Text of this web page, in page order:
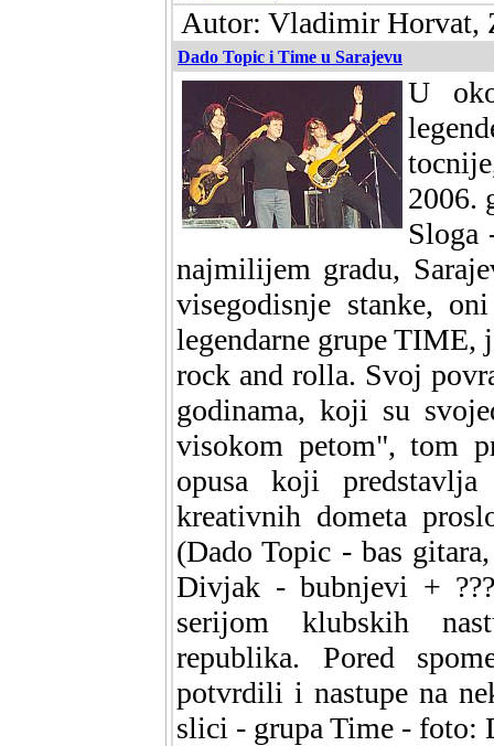
Autor: Vladimir Horvat,
Dado Topic i Time u Sarajevu
U
2006.
Sloga
najmilijem gradu,
visegodisnje stanke,
legendarne grupe
rock and rolla. Svoj
godinama, koji su
visokom petom", tom
opusa koji
kreativnih dometa
(Dado Topic - bas
Divjak - bubnjevi +
serijom klubskih
republika. Pored
potvrdili i nastupe na
slici - grupa Time - foto: